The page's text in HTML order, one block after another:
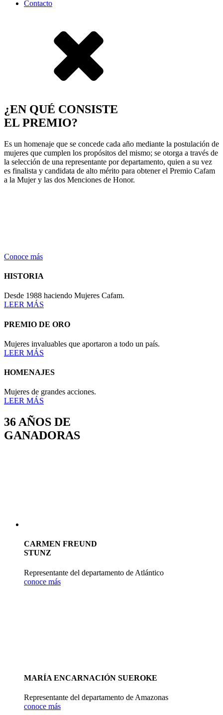
Contacto
¿EN QUÉ CONSISTE
EL PREMIO?
Es un homenaje que se concede cada año mediante la postulación de
mujeres que cumplen los propósitos del mismo; se otorga a través de
la selección de una representante por departamento, quien a su vez
es finalista y candidata de alto mérito para obtener el Premio Cafam
a la Mujer y las dos Menciones de Honor.
Conoce más
HISTORIA
Desde 1988 haciendo Mujeres Cafam.
LEER MÁS
PREMIO DE ORO
Mujeres invaluables que aportaron a todo un país.
LEER MÁS
HOMENAJES
Mujeres de grandes acciones.
LEER MÁS
36 AÑOS DE
GANADORAS
CARMEN FREUND
STUNZ
Representante del departamento de Atlántico
conoce más
MARÍA ENCARNACIÓN SUEROKE
Representante del departamento de Amazonas
conoce más